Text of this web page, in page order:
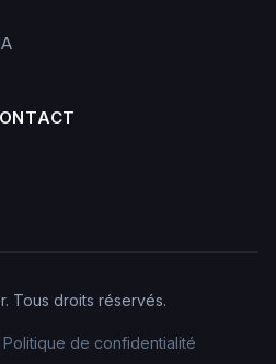
Tous droits réservés.
Politique de confidentialité